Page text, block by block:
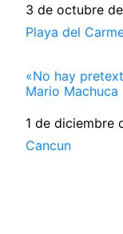
Fecha
3 de octubre
Respecto a
Playa del
«No hay
Mario Machuca
Fecha
1 de diciembre
Respecto a
Cancun